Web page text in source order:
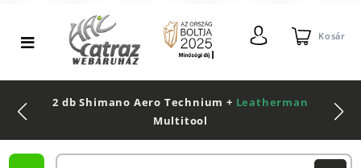
Kosár
2 db Shimano Aero Technium + Leatherman
Multitool